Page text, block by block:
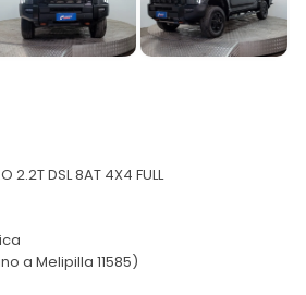
2.2T DSL 8AT 4X4 FULL
a Melipilla 11585)